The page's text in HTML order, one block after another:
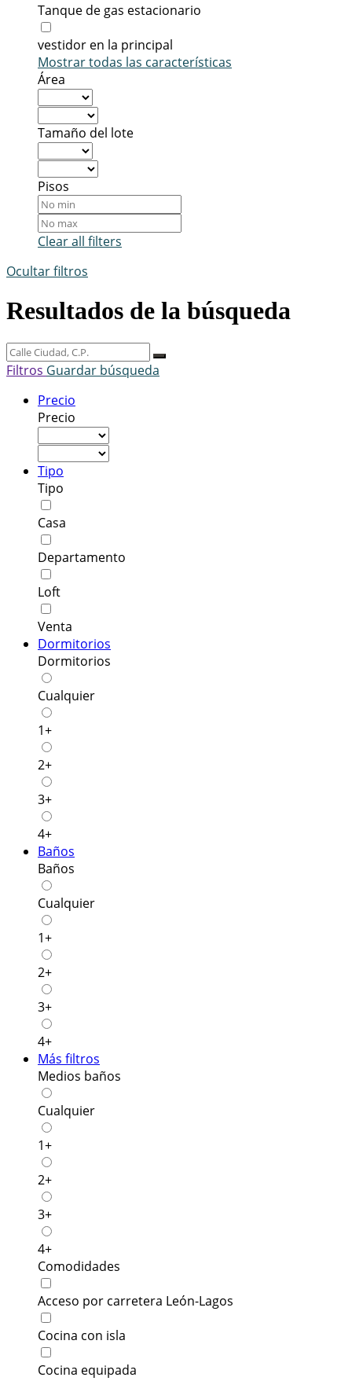
Tanque de gas estacionario
vestidor en la principal
Mostrar todas las características
Área
Tamaño del lote
Pisos
Clear all filters
Ocultar filtros
Resultados de la búsqueda
Filtros Guardar búsqueda
Precio
Precio
Tipo
Tipo
Casa
Departamento
Loft
Venta
Dormitorios
Dormitorios
Cualquier
1+
2+
3+
4+
Baños
Baños
Cualquier
1+
2+
3+
4+
Más filtros
Medios baños
Cualquier
1+
2+
3+
4+
Comodidades
Acceso por carretera León-Lagos
Cocina con isla
Cocina equipada